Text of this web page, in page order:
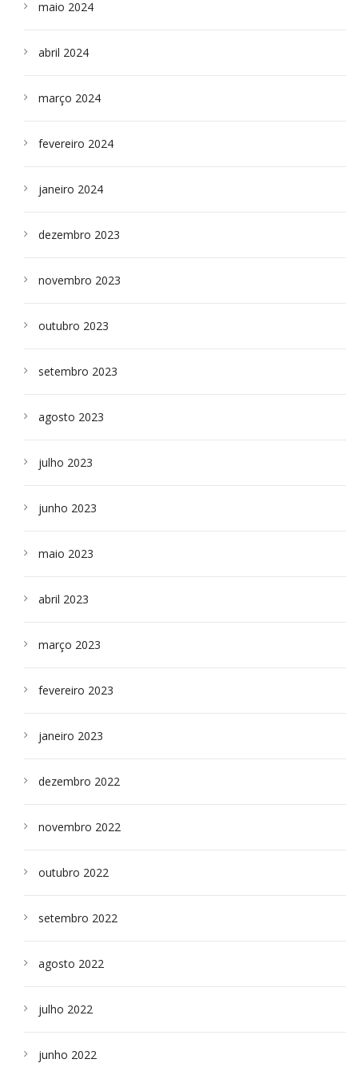
maio 2024
abril 2024
março 2024
fevereiro 2024
janeiro 2024
dezembro 2023
novembro 2023
outubro 2023
setembro 2023
agosto 2023
julho 2023
junho 2023
maio 2023
abril 2023
março 2023
fevereiro 2023
janeiro 2023
dezembro 2022
novembro 2022
outubro 2022
setembro 2022
agosto 2022
julho 2022
junho 2022